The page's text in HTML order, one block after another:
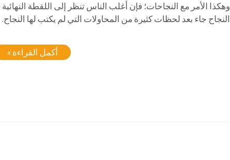
وهكذا الأمر مع النجاحات؛ فإن أغلب الناس تنظر إلى اللقطة
النجاح جاء بعد لحظات كثيرة من المحاولات التي لم يكتب لها النجاح.
أكمل القراءة »